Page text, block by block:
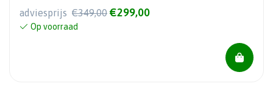
adviesprijs €349,00 €299,00
Op voorraad